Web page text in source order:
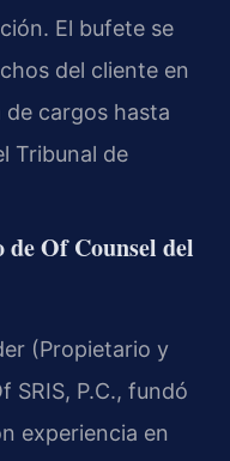
El bufete se
del cliente en
de cargos hasta
Tribunal de
Of Counsel del
(Propietario y
SRIS, P.C., fundó
experiencia en